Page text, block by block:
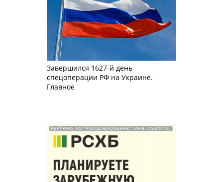
Завершился 1627-й день
спецоперации РФ на Украине.
Главное
РЕКЛАМА АО "РОССЕЛЬХОЗБАНК". ИНН 772511448.